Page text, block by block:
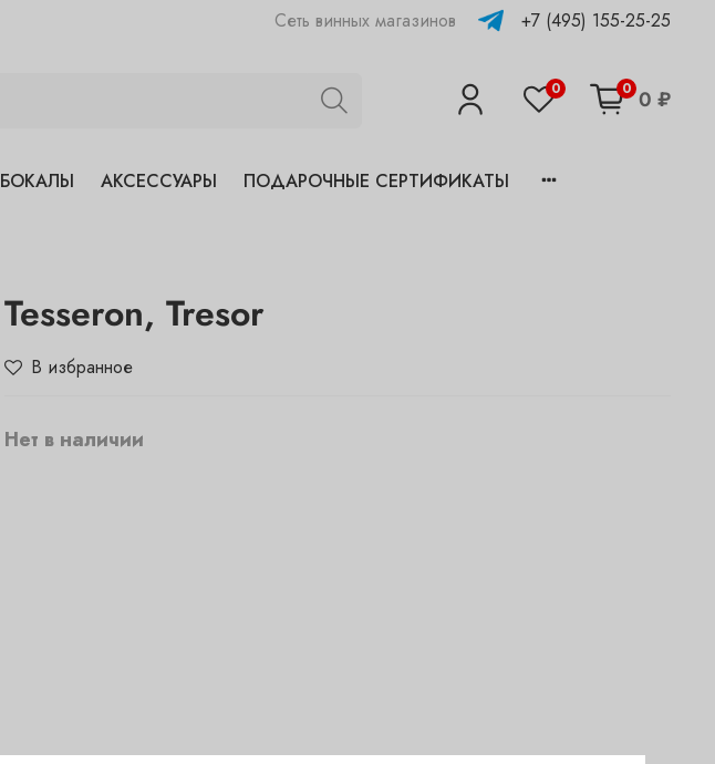
Сеть винных магазинов +7 (495) 155-25-25
0 0 0 ₽
БОКАЛЫ АКСЕССУАРЫ ПОДАРОЧНЫЕ СЕРТИФИКАТЫ
Tesseron, Tresor
В избранное
Нет в наличии